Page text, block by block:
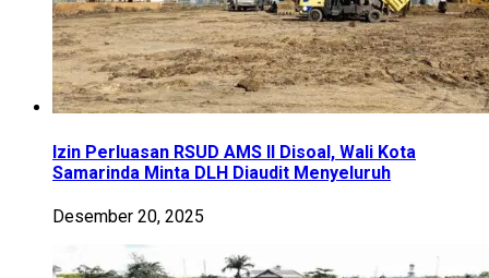
Izin Perluasan RSUD AMS II Disoal, Wali Kota
Samarinda Minta DLH Diaudit Menyeluruh
Desember 20, 2025